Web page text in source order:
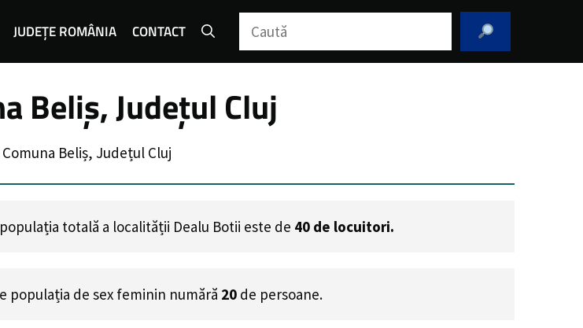
JUDEȚE ROMÂNIA CONTACT Caută
Beliș, Județul Cluj
Beliș, Județul Cluj
totală a localității Dealu Botii este de 40 de locuitori.
populația de sex feminin numără 20 de persoane.